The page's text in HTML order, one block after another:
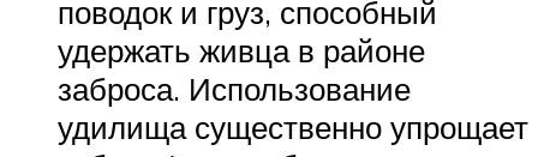
поводок и груз, способный
удержать живца в районе
заброса. Использование
удилища существенно упрощает